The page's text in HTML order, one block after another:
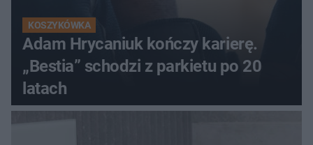
KOSZYKÓWKA
Adam Hrycaniuk kończy karierę.
„Bestia” schodzi z parkietu po 20
latach